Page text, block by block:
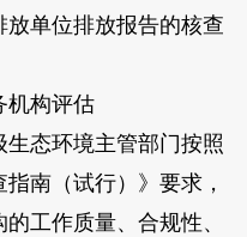
单位排放报告的核查
构评估
态环境主管部门按照
指南（试行）》要求，
工作质量、合规性、